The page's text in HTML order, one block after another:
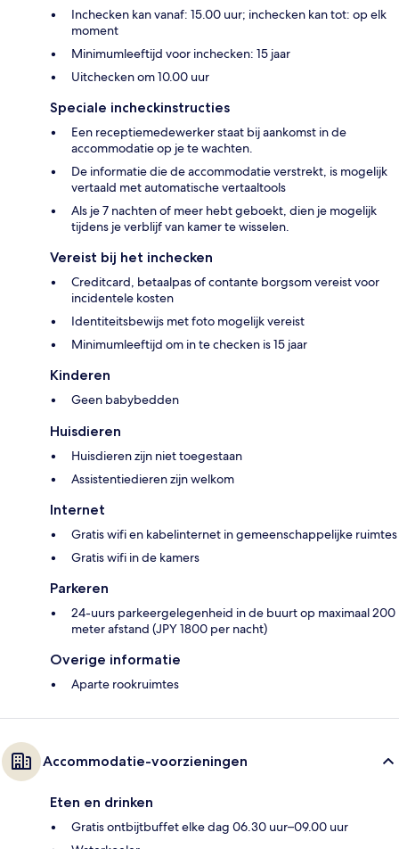
Inchecken kan vanaf: 15.00 uur; inchecken kan tot: op elk
moment
Minimumleeftijd voor inchecken: 15 jaar
Uitchecken om 10.00 uur
Speciale incheckinstructies
Een receptiemedewerker staat bij aankomst in de
accommodatie op je te wachten.
De informatie die de accommodatie verstrekt, is mogelijk
vertaald met automatische vertaaltools
Als je 7 nachten of meer hebt geboekt, dien je mogelijk
tijdens je verblijf van kamer te wisselen.
Vereist bij het inchecken
Creditcard, betaalpas of contante borgsom vereist voor
incidentele kosten
Identiteitsbewijs met foto mogelijk vereist
Minimumleeftijd om in te checken is 15 jaar
Kinderen
Geen babybedden
Huisdieren
Huisdieren zijn niet toegestaan
Assistentiedieren zijn welkom
Internet
Gratis wifi en kabelinternet in gemeenschappelijke ruimtes
Gratis wifi in de kamers
Parkeren
24-uurs parkeergelegenheid in de buurt op maximaal 200
meter afstand (JPY 1800 per nacht)
Overige informatie
Aparte rookruimtes
Accommodatie-voorzieningen
Eten en drinken
Gratis ontbijtbuffet elke dag 06.30 uur–09.00 uur